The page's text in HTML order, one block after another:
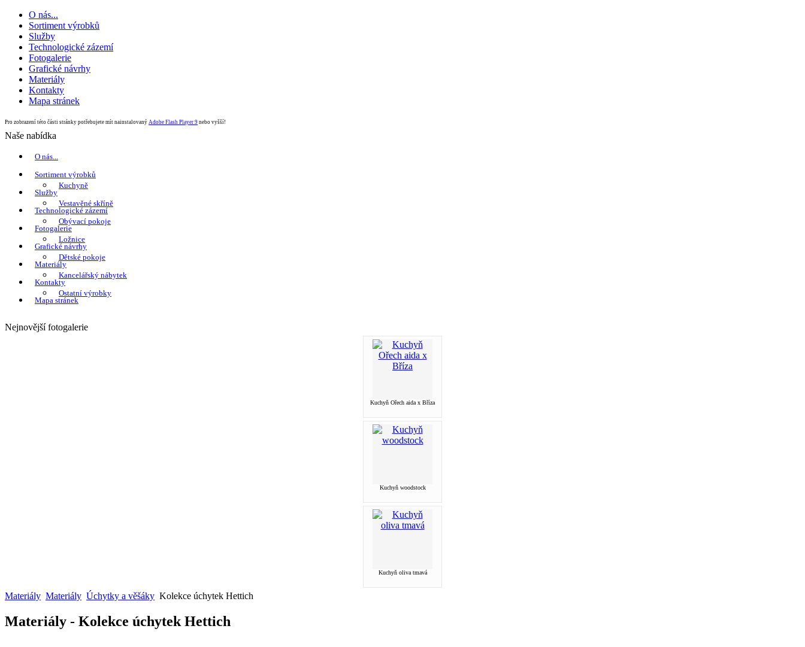
O nás...
Sortiment výrobků
Služby
Technologické zázemí
Fotogalerie
Grafické návrhy
Materiály
Kontakty
Mapa stránek
Pro zobrazení této části stránky potřebujete mít nainstalovaný Adobe Flash Player 9 nebo vyšší!
Naše nabídka
O nás...
Sortiment výrobků
Kuchyně
Vestavěné skříně
Obývací pokoje
Ložnice
Dětské pokoje
Kancelářský nábytek
Ostatní výrobky
Služby
Technologické zázemí
Fotogalerie
Grafické návrhy
Materiály
Kontakty
Mapa stránek
Nejnovější fotogalerie
Kuchyň Ořech aida x Bříza
Kuchyň woodstock
Kuchyň oliva tmavá
Materiály Materiály Úchytky a věšáky Kolekce úchytek Hettich
Materiály - Kolekce úchytek Hettich